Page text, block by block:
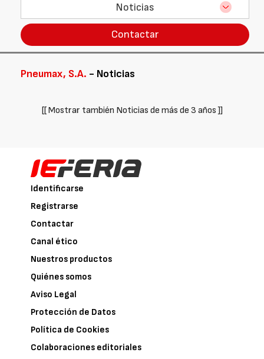
Noticias
Contactar
Pneumax, S.A. - Noticias
[[ Mostrar también Noticias de más de 3 años ]]
Identificarse
Registrarse
Contactar
Canal ético
Nuestros productos
Quiénes somos
Aviso Legal
Protección de Datos
Política de Cookies
Colaboraciones editoriales